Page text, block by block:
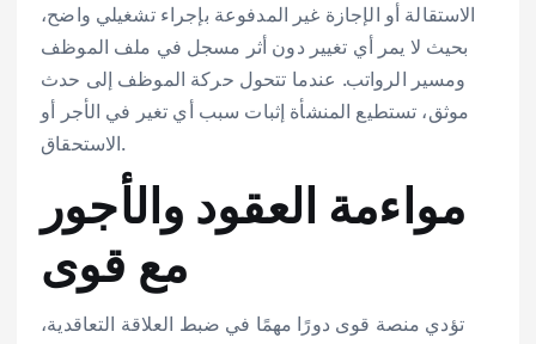
الاستقالة أو الإجازة غير المدفوعة بإجراء تشغيلي واضح،
بحيث لا يمر أي تغيير دون أثر مسجل في ملف الموظف
ومسير الرواتب. عندما تتحول حركة الموظف إلى حدث
موثق، تستطيع المنشأة إثبات سبب أي تغير في الأجر أو
الاستحقاق.
مواءمة العقود والأجور
مع قوى
تؤدي منصة قوى دورًا مهمًا في ضبط العلاقة التعاقدية،